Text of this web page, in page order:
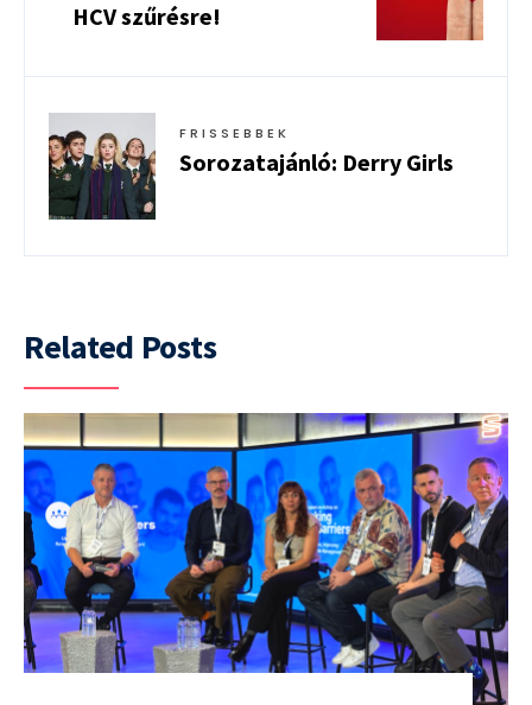
HCV szűrésre!
FRISSEBBEK
Sorozatajánló: Derry Girls
Related Posts